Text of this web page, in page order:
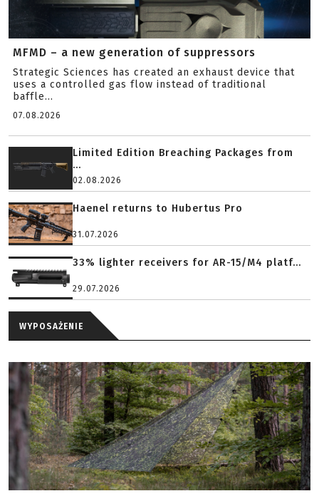
MFMD – a new generation of suppressors
Strategic Sciences has created an exhaust device that
uses a controlled gas flow instead of traditional
baffle...
07.08.2026
Limited Edition Breaching Packages from
...
02.08.2026
Haenel returns to Hubertus Pro
31.07.2026
33% lighter receivers for AR-15/M4 platf...
29.07.2026
WYPOSAŻENIE